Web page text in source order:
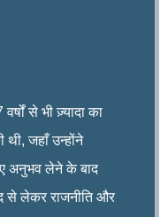
से भी ज़्यादा का
जहाँ उन्होंने
अनुभव लेने के बाद
से लेकर राजनीति और